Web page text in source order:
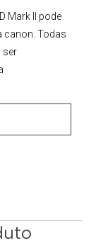
Mark II pode
canon. Todas
ser
da